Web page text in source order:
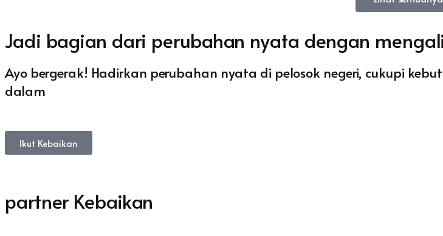
Jadi bagian dari perubahan nyata dengan
Ayo bergerak! Hadirkan perubahan nyata di pelosok negeri, cukupi
dalam
Ikut Kebaikan
partner Kebaikan